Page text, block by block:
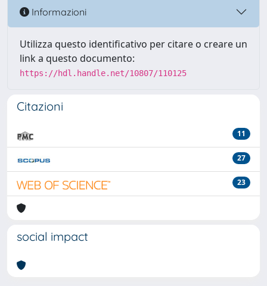
Informazioni
Utilizza questo identificativo per citare o creare un
link a questo documento:
https://hdl.handle.net/10807/110125
Citazioni
11
27
23
social impact